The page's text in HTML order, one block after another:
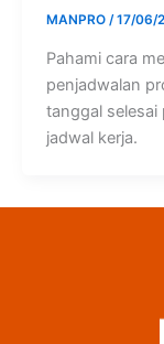
MANPRO /17/06/
Pahami cara
penjadwalan
tanggal selesai
jadwal kerja.